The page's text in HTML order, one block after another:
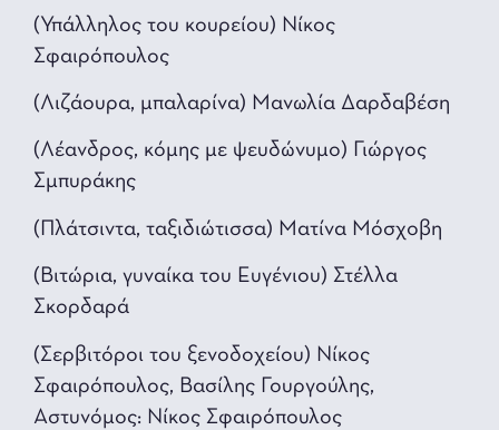
(Υπάλληλος του κουρείου) Νίκος
Σφαιρόπουλος
(Λιζάουρα, μπαλαρίνα) Μανωλία Δαρδαβέση
(Λέανδρος, κόμης με ψευδώνυμο) Γιώργος
Σμπυράκης
(Πλάτσιντα, ταξιδιώτισσα) Ματίνα Μόσχοβη
(Βιτώρια, γυναίκα του Ευγένιου) Στέλλα
Σκορδαρά
(Σερβιτόροι του ξενοδοχείου) Νίκος
Σφαιρόπουλος, Βασίλης Γουργούλης,
Αστυνόμος: Νίκος Σφαιρόπουλος